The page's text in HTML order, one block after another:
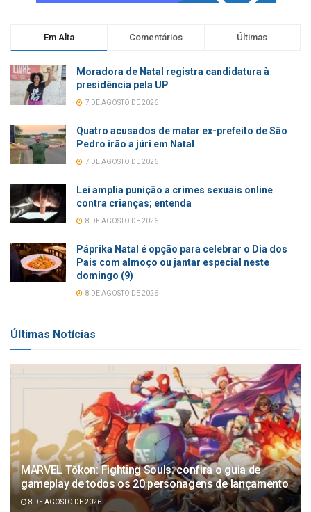
Em Alta Comentários Últimas
Moradora de Natal registra candidatura à
presidência pela UP
7 DE AGOSTO DE 2026
Quatro acusados de matar ex-prefeito de São
Pedro irão a júri em Natal
7 DE AGOSTO DE 2026
Lei amplia punição a crimes sexuais online
contra crianças; entenda
8 DE AGOSTO DE 2026
Páprika Natal é opção para celebrar o Dia dos
Pais com almoço ou jantar especial neste
domingo (9)
8 DE AGOSTO DE 2026
Últimas Notícias
MARVEL Tōkon: Fighting Souls: confira o guia de
gameplay de todos os 20 personagens de lançamento
8 DE AGOSTO DE 2026